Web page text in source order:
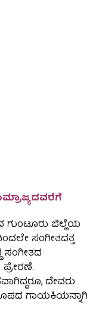
ಗುಂಟೂರು ಜಿಲ್ಲೆಯ
ಸಂಗೀತದತ್ತ
ಸಂಗೀತದ
ದೇವರು
ಗಾಯಕಿಯನ್ನಾಗಿ